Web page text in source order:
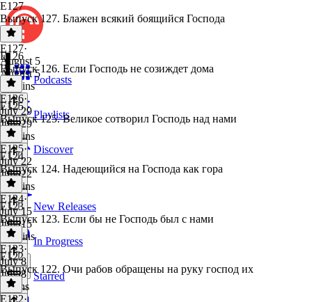
Podcasts
Playlists
Discover
New Releases
In Progress
Starred
E127
Выпуск 127. Блажен всякий боящийся Господа
E127·
August 5
August 5
22 mins
E126
Выпуск 126. Если Господь не созиждет дома
E126·
July 29
July 29
26 mins
E125
Выпуск 125. Великое сотворил Господь над нами
E125·
July 22
July 22
24 mins
E124
Выпуск 124. Надеющийся на Господа как гора
E124·
July 15
July 15
17 mins
E123
Выпуск 123. Если бы не Господь был с нами
E123·
July 8
July 8
9 mins
E122
Выпуск 122. Очи рабов обращены на руку господ их
E122·